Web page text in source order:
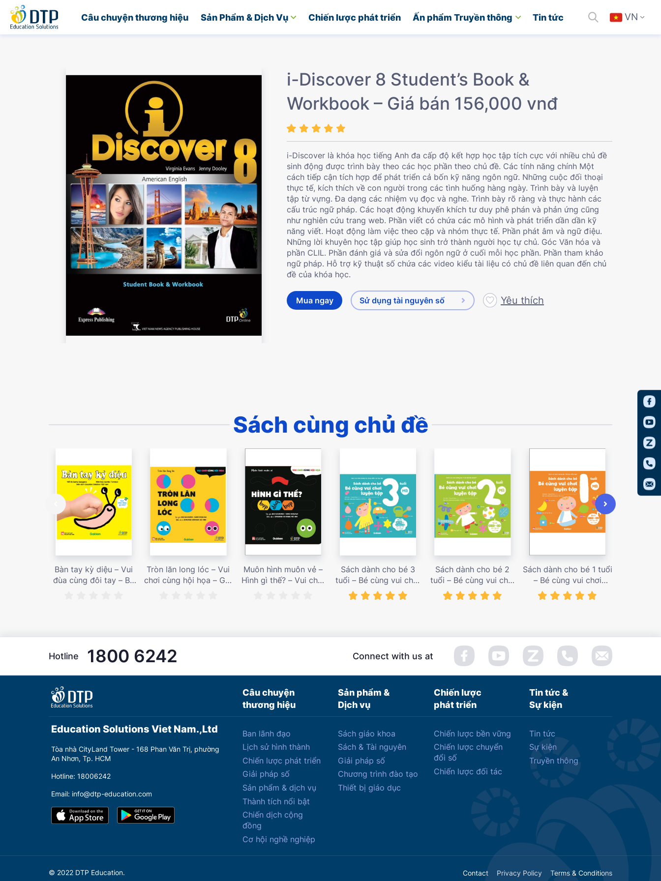
Câu chuyện thương hiệu Sản Phẩm & Dịch Vụ Chiến lược phát triển Ấn phẩm Truyền thông Tin tức VN
Trang chủ
i-Discover 8 Student’s Book &
Workbook – Giá bán 156,000 vnđ
i-Discover là khóa học tiếng Anh đa cấp độ kết hợp học tập tích cực với nhiều chủ đề
sinh động được trình bày theo các học phần theo chủ đề. Các tính năng chính Một
cách tiếp cận tích hợp để phát triển cả bốn kỹ năng ngôn ngữ. Những cuộc đối thoại
thực tế, kích thích về con người trong các tình huống hàng ngày. Trình bày và luyện
tập từ vựng. Đa dạng các nhiệm vụ đọc và nghe. Trình bày rõ ràng và thực hành các
cấu trúc ngữ pháp. Các hoạt động khuyến khích tư duy phê phán và phản ứng cũng
như nghiên cứu trang web. Phần viết có chứa các mô hình và phát triển dần dần kỹ
năng viết. Hoạt động làm việc theo cặp và nhóm thực tế. Phần phát âm và ngữ điệu.
Những lời khuyên học tập giúp học sinh trở thành người học tự chủ. Góc Văn hóa và
phần CLIL. Phần đánh giá và sửa đổi ngôn ngữ ở cuối mỗi học phần. Phần tham khảo
ngữ pháp. Hỗ trợ kỹ thuật số chứa các video kiểu tài liệu có chủ đề liên quan đến chủ
đề của khóa học.
Mua ngay Sử dụng tài nguyên số Yêu thích
Sách cùng chủ đề
Bàn tay kỳ diệu – Vui
đùa cùng đôi tay – Bé
Tròn lăn long lóc – Vui
chơi cùng hội họa – Giá
Muôn hình muôn vẻ –
Hình gì thế? – Vui chơi
Sách dành cho bé 3
tuổi – Bé cùng vui chơi
luyện tập – Sách vui
chơi tương tác tăng
Sách dành cho bé 2
tuổi – Bé cùng vui chơi
luyện tập – Sách vui
chơi tương tác Con đã
Sách dành cho bé 1 tuổi
– Bé cùng vui chơi
luyện tập – Sách vui
chơi tương tác Bé học
Hotline 1800 6242 Connect with us at
Câu chuyện
thương hiệu
Sản phẩm &
Dịch vụ
Chiến lược
phát triển
Tin tức &
Sự kiện
Education Solutions Viet Nam.,Ltd
Tòa nhà CityLand Tower - 168 Phan Văn Trị, phường
An Nhơn, Tp. HCM
Hotline: 18006242
Email: info@dtp-education.com
Ban lãnh đạo
Lịch sử hình thành
Chiến lược phát triển
Giải pháp số
Sản phẩm & dịch vụ
Thành tích nổi bật
Chiến dịch cộng
đồng
Cơ hội nghề nghiệp
Sách giáo khoa
Sách & Tài nguyên
Giải pháp số
Chương trình đào tạo
Thiết bị giáo dục
Chiến lược bền vững
Chiến lược chuyển
đổi số
Chiến lược đối tác
Tin tức
Sự kiện
Truyền thông
© 2022 DTP Education. Contact Privacy Policy Terms & Conditions